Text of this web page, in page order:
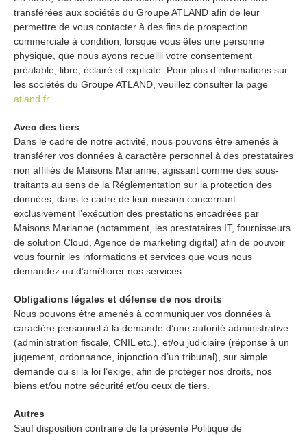
transférées aux sociétés du Groupe ATLAND afin de leur
permettre de vous contacter à des fins de prospection
commerciale à condition, lorsque vous êtes une personne
physique, que nous ayons recueilli votre consentement
préalable, libre, éclairé et explicite. Pour plus d’informations sur
les sociétés du Groupe ATLAND, veuillez consulter la page
atland.fr.
Avec des tiers
Dans le cadre de notre activité, nous pouvons être amenés à
transférer vos données à caractère personnel à des prestataires
non affiliés de Maisons Marianne, agissant comme des sous-
traitants au sens de la Réglementation sur la protection des
données, dans le cadre de leur mission concernant
exclusivement l’exécution des prestations encadrées par
Maisons Marianne (notamment, les prestataires IT, fournisseurs
de solution Cloud, Agence de marketing digital) afin de pouvoir
vous fournir les informations et services que vous nous
demandez ou d’améliorer nos services.
Obligations légales et défense de nos droits
Nous pouvons être amenés à communiquer vos données à
caractère personnel à la demande d’une autorité administrative
(administration fiscale, CNIL etc.), et/ou judiciaire (réponse à un
jugement, ordonnance, injonction d’un tribunal), sur simple
demande ou si la loi l’exige, afin de protéger nos droits, nos
biens et/ou notre sécurité et/ou ceux de tiers.
Autres
Sauf disposition contraire de la présente Politique de